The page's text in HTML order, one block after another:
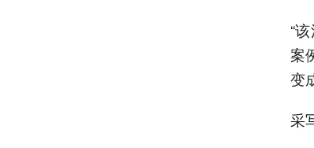
“
案
变
采